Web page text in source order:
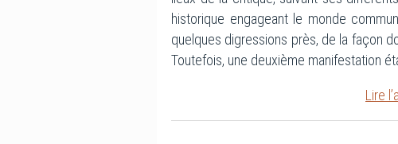
historique engageant le monde
quelques digressions près, de la façon
Toutefois, une deuxième manifestation
Lire